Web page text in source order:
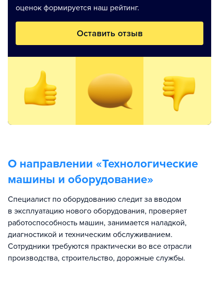
оценок формируется наш рейтинг.
Оставить отзыв
О направлении «Технологические
машины и оборудование»
Специалист по оборудованию следит за вводом
в эксплуатацию нового оборудования, проверяет
работоспособность машин, занимается наладкой,
диагностикой и техническим обслуживанием.
Сотрудники требуются практически во все отрасли
производства, строительство, дорожные службы.